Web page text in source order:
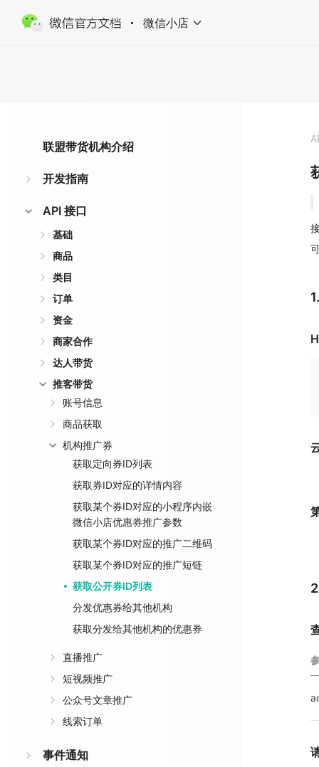
微信小店
联盟带货机构介绍
开发指南
API 接口
基础
商品
类目
订单
资金
商家合作
达人带货
推客带货
账号信息
商品获取
机构推广券
获取定向券ID列表
获取券ID对应的详情内容
获取某个券ID对应的小程序内嵌
微信小店优惠券推广参数
获取某个券ID对应的推广二维码
获取某个券ID对应的推广短链
获取公开券ID列表
分发优惠券给其他机构
获取分发给其他机构的优惠券
直播推广
短视频推广
公众号文章推广
线索订单
事件通知